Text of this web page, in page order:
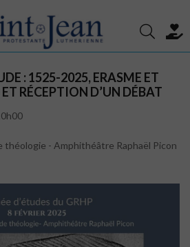
: 1525-2025, ERASME ET
RÉCEPTION D’UN DÉBAT
- Amphithéâtre Raphaël Picon